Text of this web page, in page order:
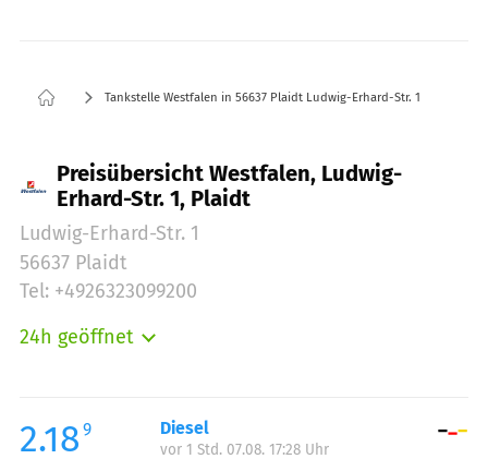
Tankstelle Westfalen in 56637 Plaidt Ludwig-Erhard-Str. 1
Preisübersicht Westfalen, Ludwig-
Erhard-Str. 1, Plaidt
Ludwig-Erhard-Str. 1
56637 Plaidt
Tel: +4926323099200
24h geöffnet
Mittwoch:
00:00-24:00
Donnerstag:
2.18 9 Diesel
vor 1 Std. 07.08. 17:28 Uhr